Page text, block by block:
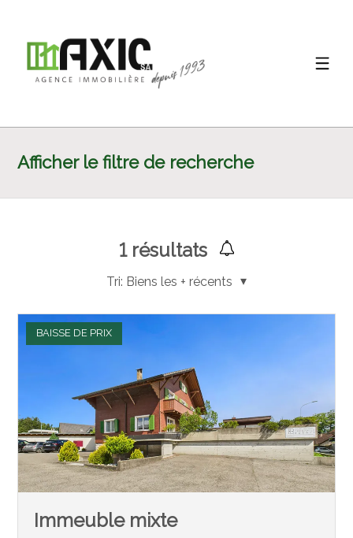
Afficher le filtre de recherche
1résultats
Tri: Biens les + récents
BAISSE DE PRIX
Immeuble mixte